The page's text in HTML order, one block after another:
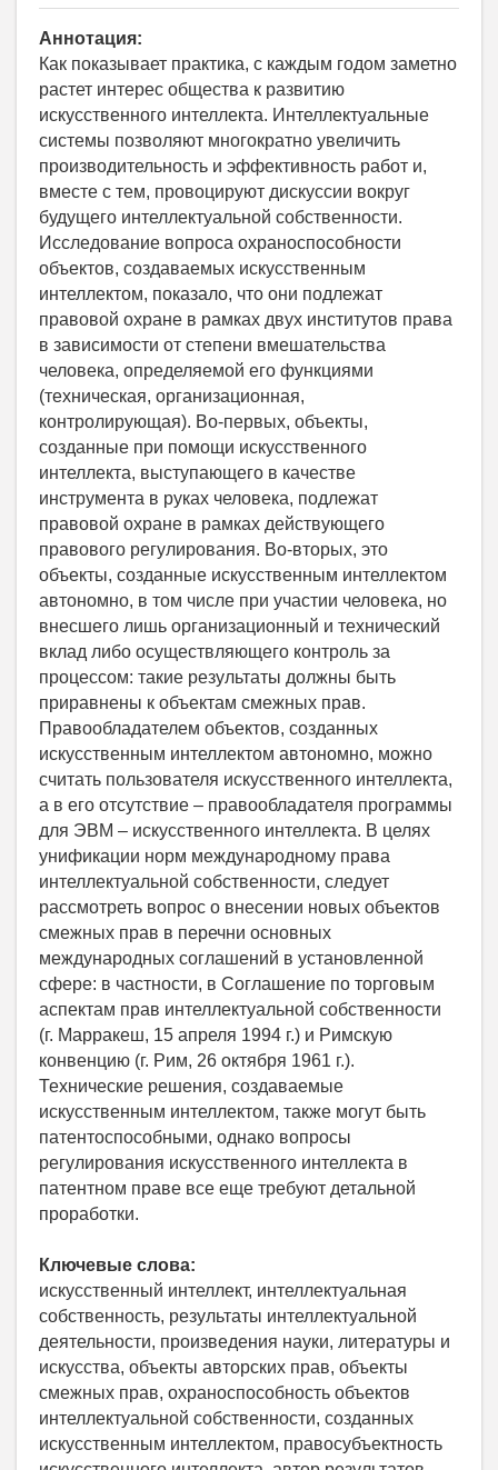
Аннотация:
Как показывает практика, с каждым годом заметно
растет интерес общества к развитию
искусственного интеллекта. Интеллектуальные
системы позволяют многократно увеличить
производительность и эффективность работ и,
вместе с тем, провоцируют дискуссии вокруг
будущего интеллектуальной собственности.
Исследование вопроса охраноспособности
объектов, создаваемых искусственным
интеллектом, показало, что они подлежат
правовой охране в рамках двух институтов права
в зависимости от степени вмешательства
человека, определяемой его функциями
(техническая, организационная,
контролирующая). Во-первых, объекты,
созданные при помощи искусственного
интеллекта, выступающего в качестве
инструмента в руках человека, подлежат
правовой охране в рамках действующего
правового регулирования. Во-вторых, это
объекты, созданные искусственным интеллектом
автономно, в том числе при участии человека, но
внесшего лишь организационный и технический
вклад либо осуществляющего контроль за
процессом: такие результаты должны быть
приравнены к объектам смежных прав.
Правообладателем объектов, созданных
искусственным интеллектом автономно, можно
считать пользователя искусственного интеллекта,
а в его отсутствие – правообладателя программы
для ЭВМ – искусственного интеллекта. В целях
унификации норм международному права
интеллектуальной собственности, следует
рассмотреть вопрос о внесении новых объектов
смежных прав в перечни основных
международных соглашений в установленной
сфере: в частности, в Соглашение по торговым
аспектам прав интеллектуальной собственности
(г. Марракеш, 15 апреля 1994 г.) и Римскую
конвенцию (г. Рим, 26 октября 1961 г.).
Технические решения, создаваемые
искусственным интеллектом, также могут быть
патентоспособными, однако вопросы
регулирования искусственного интеллекта в
патентном праве все еще требуют детальной
проработки.
Ключевые слова:
искусственный интеллект, интеллектуальная
собственность, результаты интеллектуальной
деятельности, произведения науки, литературы и
искусства, объекты авторских прав, объекты
смежных прав, охраноспособность объектов
интеллектуальной собственности, созданных
искусственным интеллектом, правосубъектность